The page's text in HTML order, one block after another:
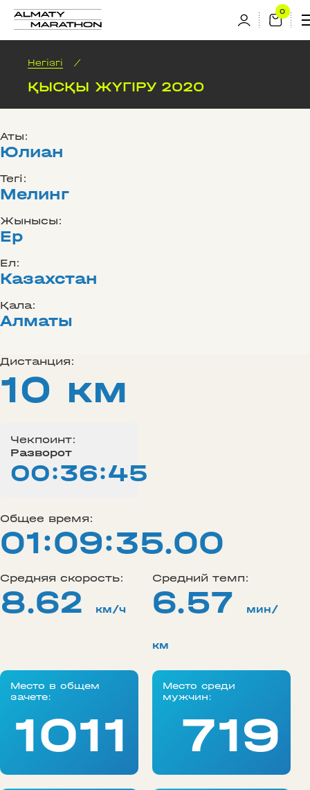
Негізгі /
ҚЫСҚЫ ЖҮГІРУ 2020
Аты:
Юлиан
Тегі:
Мелинг
Жынысы:
Ер
Ел:
Казахстан
Қала:
Алматы
Дистанция:
10 км
Чекпоинт:
Разворот
00:36:45
Общее время:
01:09:35.00
Средняя скорость:
8.62 км/ч
Средний темп:
6.57 мин/
км
Место в общем
зачете:
1011
Место среди
мужчин:
719